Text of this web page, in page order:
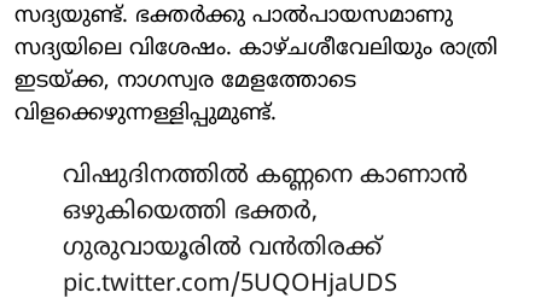
സദ്യയുണ്ട്. ഭക്തര്‍ക്കു പാല്‍പായസമാണു
സദ്യയിലെ വിശേഷം. കാഴ്ചശീവേലിയും രാത്രി
ഇടയ്ക്ക, നാഗസ്വര മേളത്തോടെ
വിളക്കെഴുന്നള്ളിപ്പുമുണ്ട്.
വിഷുദിനത്തിൽ കണ്ണനെ കാണാന്‍
ഒഴുകിയെത്തി ഭക്തര്‍,
ഗുരുവായൂരില്‍ വന്‍തിരക്ക്
pic.twitter.com/5UQOHjaUDS